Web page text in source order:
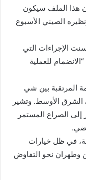
هذا الملف سيكون
الصيني الأسبوع
الإجراءات التي
للعملية
المرتقبة بين شي
الأوسط. وتشير
الصراع المستمر
في ظل خيارات
وطهران نحو التفاوض